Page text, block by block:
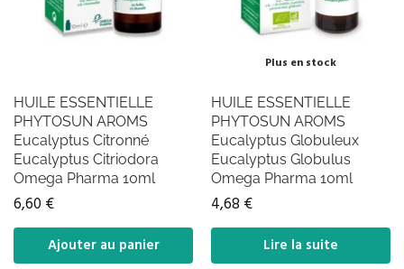
HUILE ESSENTIELLE
PHYTOSUN AROMS
Eucalyptus Citronné
Eucalyptus Citriodora
Omega Pharma 10ml
6,60 €
Ajouter au panier
Plus en stock
HUILE ESSENTIELLE
PHYTOSUN AROMS
Eucalyptus Globuleux
Eucalyptus Globulus
Omega Pharma 10ml
4,68 €
Lire la suite